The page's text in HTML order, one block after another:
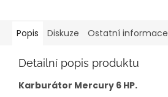
Popis Diskuze Ostatní informace
Detailní popis produktu
Karburátor Mercury 6 HP.